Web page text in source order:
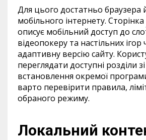
Для цього достатньо браузера
мобільного інтернету. Сторінка
описує мобільний доступ до
відеопокеру та настільних ігор
адаптивну версію сайту.
переглядати доступні розділи
встановлення окремої
варто перевірити правила,
обраного режиму.
Локальний